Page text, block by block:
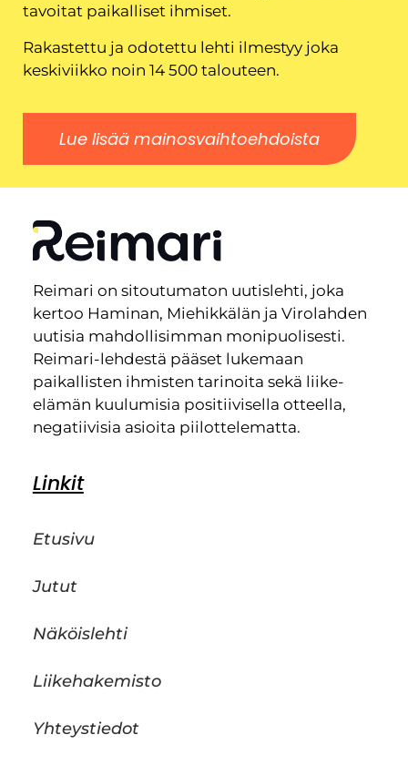
tavoitat paikalliset ihmiset.
Rakastettu ja odotettu lehti ilmestyy joka
keskiviikko noin 14 500 talouteen.
Lue lisää mainosvaihtoehdoista
Reimari on sitoutumaton uutislehti, joka
kertoo Haminan, Miehikkälän ja Virolahden
uutisia mahdollisimman monipuolisesti.
Reimari-lehdestä pääset lukemaan
paikallisten ihmisten tarinoita sekä liike-
elämän kuulumisia positiivisella otteella,
negatiivisia asioita piilottelematta.
Linkit
Etusivu
Jutut
Näköislehti
Liikehakemisto
Yhteystiedot